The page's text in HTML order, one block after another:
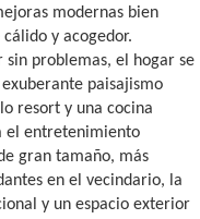
modernas bien
y acogedor.
problemas, el hogar se
paisajismo
resort y una cocina
el entretenimiento
gran tamaño, más
en el vecindario, la
y un espacio exterior